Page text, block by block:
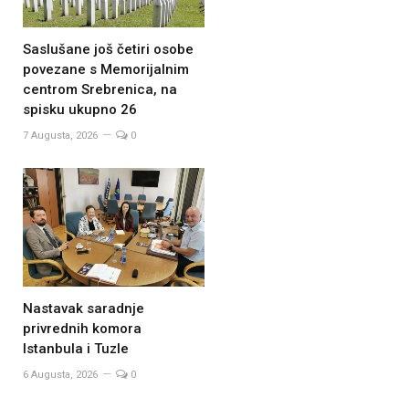
Saslušane još četiri osobe
povezane s Memorijalnim
centrom Srebrenica, na
spisku ukupno 26
7 Augusta, 2026 0
Nastavak saradnje
privrednih komora
Istanbula i Tuzle
6 Augusta, 2026 0